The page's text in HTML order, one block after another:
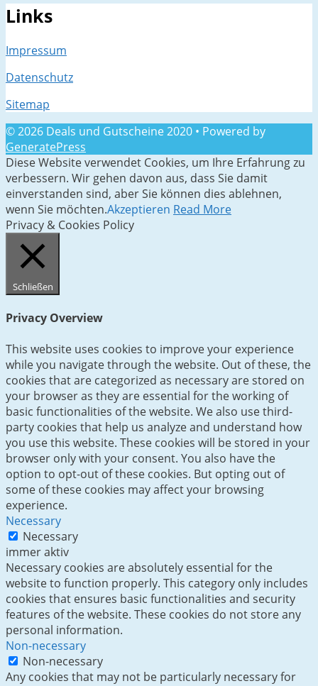
Links
Impressum
Datenschutz
Sitemap
© 2026 Deals und Gutscheine 2020 • Powered by
GeneratePress
Diese Website verwendet Cookies, um Ihre Erfahrung zu
verbessern. Wir gehen davon aus, dass Sie damit
einverstanden sind, aber Sie können dies ablehnen,
wenn Sie möchten.Akzeptieren Read More
Privacy & Cookies Policy
Schließen
Privacy Overview
This website uses cookies to improve your experience
while you navigate through the website. Out of these, the
cookies that are categorized as necessary are stored on
your browser as they are essential for the working of
basic functionalities of the website. We also use third-
party cookies that help us analyze and understand how
you use this website. These cookies will be stored in your
browser only with your consent. You also have the
option to opt-out of these cookies. But opting out of
some of these cookies may affect your browsing
experience.
Necessary
Necessary
immer aktiv
Necessary cookies are absolutely essential for the
website to function properly. This category only includes
cookies that ensures basic functionalities and security
features of the website. These cookies do not store any
personal information.
Non-necessary
Non-necessary
Any cookies that may not be particularly necessary for